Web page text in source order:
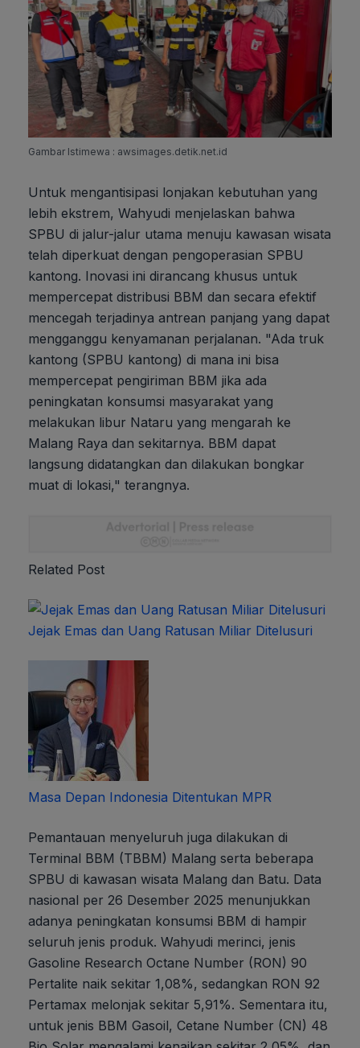
Gambar Istimewa : awsimages.detik.net.id
Untuk mengantisipasi lonjakan kebutuhan yang
lebih ekstrem, Wahyudi menjelaskan bahwa
SPBU di jalur-jalur utama menuju kawasan wisata
telah diperkuat dengan pengoperasian SPBU
kantong. Inovasi ini dirancang khusus untuk
mempercepat distribusi BBM dan secara efektif
mencegah terjadinya antrean panjang yang dapat
mengganggu kenyamanan perjalanan. "Ada truk
kantong (SPBU kantong) di mana ini bisa
mempercepat pengiriman BBM jika ada
peningkatan konsumsi masyarakat yang
melakukan libur Nataru yang mengarah ke
Malang Raya dan sekitarnya. BBM dapat
langsung didatangkan dan dilakukan bongkar
muat di lokasi," terangnya.
Related Post
Jejak Emas dan Uang Ratusan Miliar Ditelusuri
Masa Depan Indonesia Ditentukan MPR
Pemantauan menyeluruh juga dilakukan di
Terminal BBM (TBBM) Malang serta beberapa
SPBU di kawasan wisata Malang dan Batu. Data
nasional per 26 Desember 2025 menunjukkan
adanya peningkatan konsumsi BBM di hampir
seluruh jenis produk. Wahyudi merinci, jenis
Gasoline Research Octane Number (RON) 90
Pertalite naik sekitar 1,08%, sedangkan RON 92
Pertamax melonjak sekitar 5,91%. Sementara itu,
untuk jenis BBM Gasoil, Cetane Number (CN) 48